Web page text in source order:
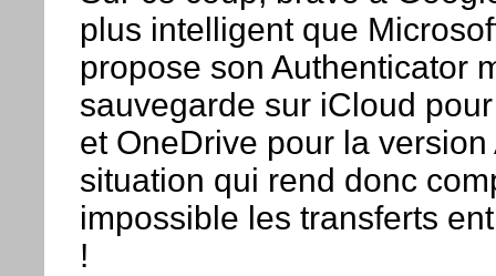
plus intelligent que
propose son Authenticator
sauvegarde sur iCloud
et OneDrive pour la
situation qui rend donc
impossible les transferts
!